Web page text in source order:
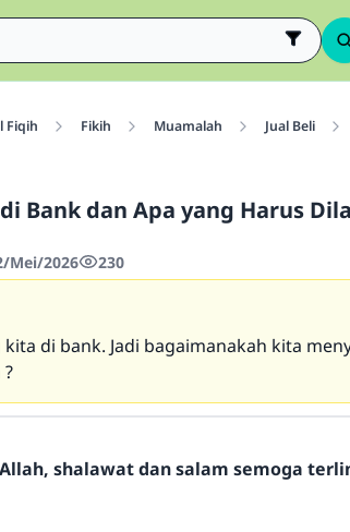
Fiqih Fikih Muamalah Jual Beli
Bank dan Apa yang Harus
Mei/2026 230
di bank. Jadi bagaimanakah kita
shalawat dan salam semoga